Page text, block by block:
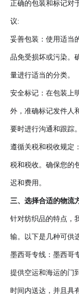
正确的包装和标记对
议:
妥善包装 ： 使用适当
品免受损坏或污染。
量进行适当的分类。
安全标记 ： 在包装上
外，准确标记发件人
要时进行沟通和跟踪。
遵循关税和税收规定 ：
税和税收。确保您的
迟和费用。
三、选择合适的物流
针对纺织品的特点，
输。以下是几种可供
墨西哥专线 ： 墨西哥
提供空运和海运的门
时间内送达，并且具